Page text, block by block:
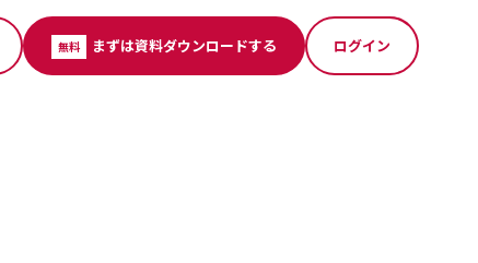
無料 まずは資料ダウンロードする ログイン